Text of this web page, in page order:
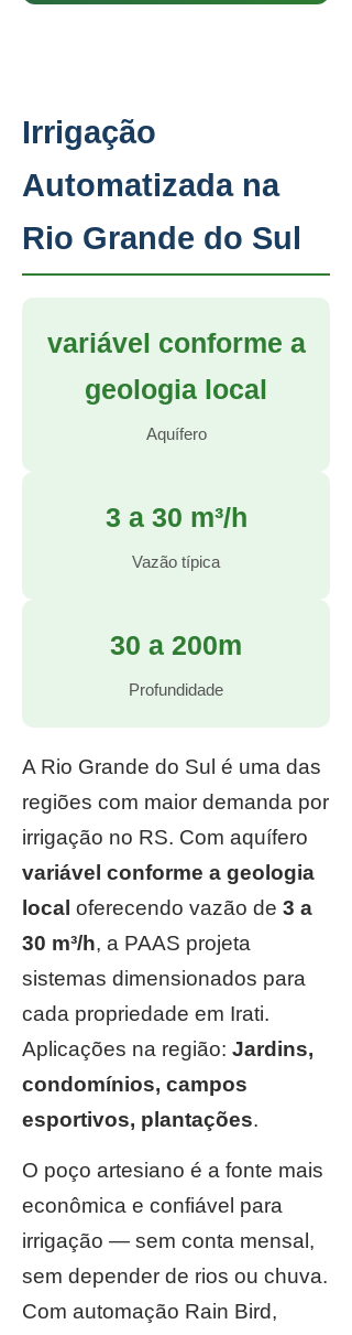
Irrigação
Automatizada na
Rio Grande do Sul
variável conforme a
geologia local
Aquífero
3 a 30 m³/h
Vazão típica
30 a 200m
Profundidade
A Rio Grande do Sul é uma das
regiões com maior demanda por
irrigação no RS. Com aquífero
variável conforme a geologia
local oferecendo vazão de 3 a
30 m³/h, a PAAS projeta
sistemas dimensionados para
cada propriedade em Irati.
Aplicações na região: Jardins,
condomínios, campos
esportivos, plantações.
O poço artesiano é a fonte mais
econômica e confiável para
irrigação — sem conta mensal,
sem depender de rios ou chuva.
Com automação Rain Bird,